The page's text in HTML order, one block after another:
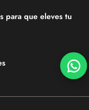
para que eleves tu